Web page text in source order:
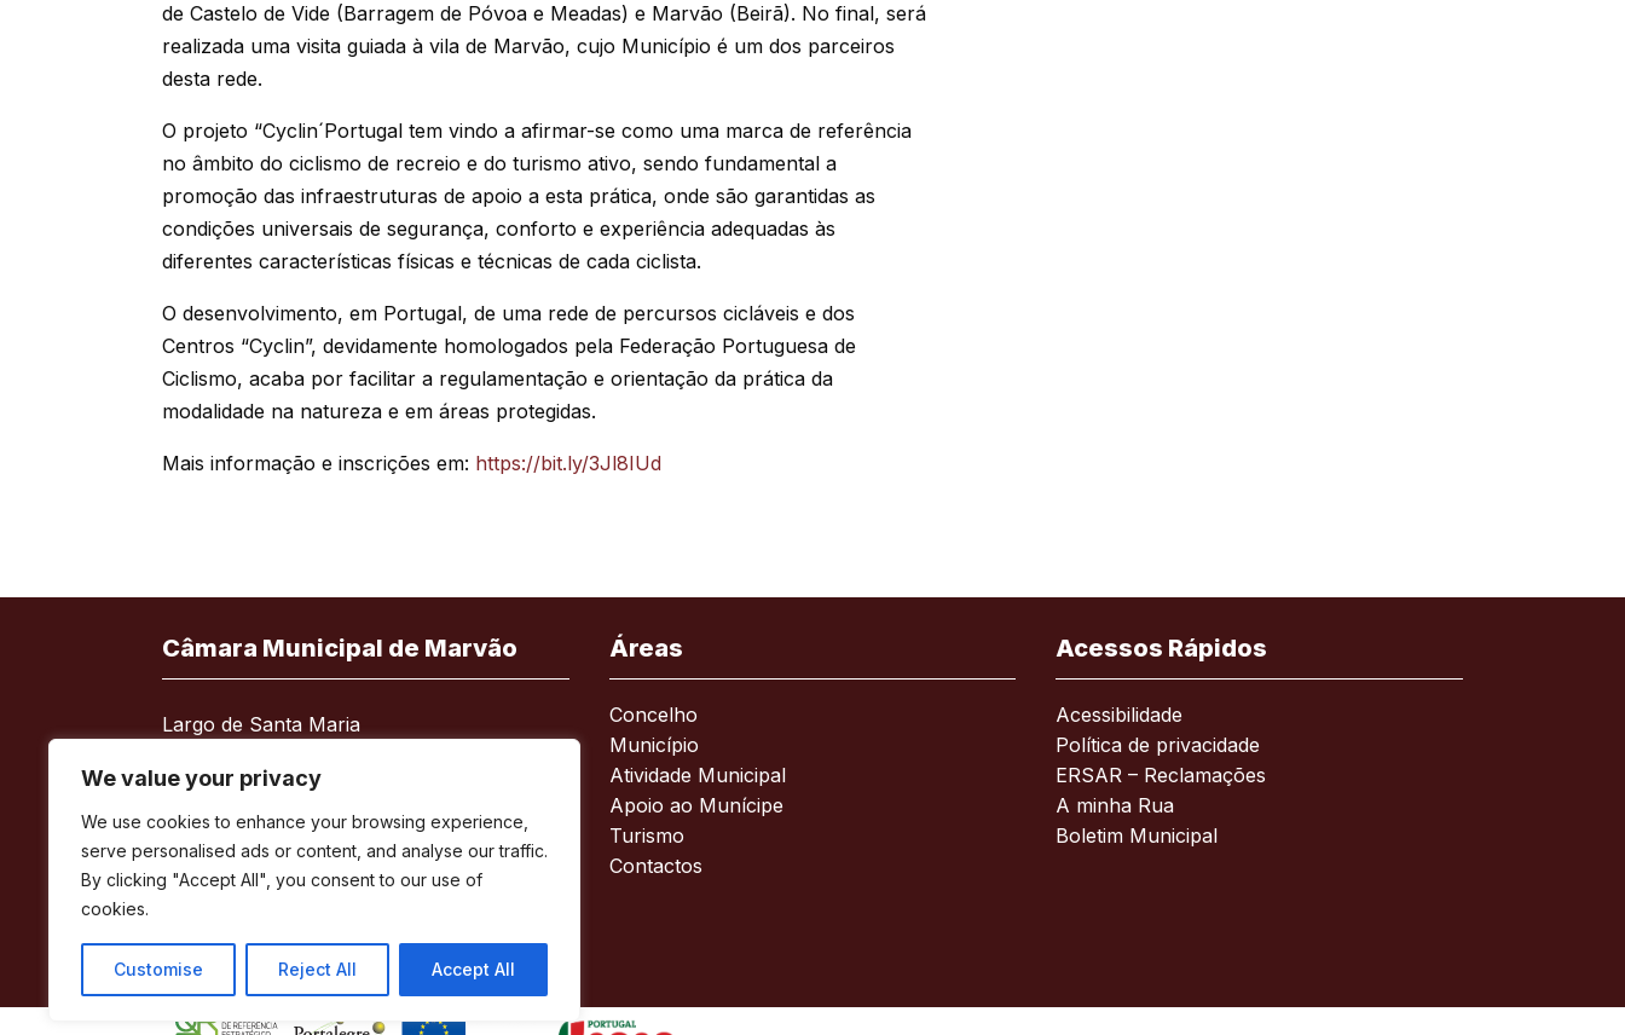
We value your privacy
We use cookies to enhance your browsing experience,
serve personalised ads or content, and analyse our traffic.
By clicking "Accept All", you consent to our use of
cookies.
Customise Reject All Accept All
de Castelo de Vide (Barragem de Póvoa e Meadas) e Marvão (Beirã). No final, será
realizada uma visita guiada à vila de Marvão, cujo Município é um dos parceiros
desta rede.
O projeto “Cyclin´Portugal tem vindo a afirmar-se como uma marca de referência
no âmbito do ciclismo de recreio e do turismo ativo, sendo fundamental a
promoção das infraestruturas de apoio a esta prática, onde são garantidas as
condições universais de segurança, conforto e experiência adequadas às
diferentes características físicas e técnicas de cada ciclista.
O desenvolvimento, em Portugal, de uma rede de percursos cicláveis e dos
Centros “Cyclin”, devidamente homologados pela Federação Portuguesa de
Ciclismo, acaba por facilitar a regulamentação e orientação da prática da
modalidade na natureza e em áreas protegidas.
Mais informação e inscrições em: https://bit.ly/3Jl8IUd
Câmara Municipal de Marvão
Largo de Santa Maria
Telefone:
245 909 130
Fax: 245 909 526
E-mail:
geral@cm-marvao.pt
Facebook YouTubeInstagram
Áreas
Concelho
Município
Atividade Municipal
Apoio ao Munícipe
Turismo
Contactos
Acessos Rápidos
Acessibilidade
Política de privacidade
ERSAR – Reclamações
A minha Rua
Boletim Municipal